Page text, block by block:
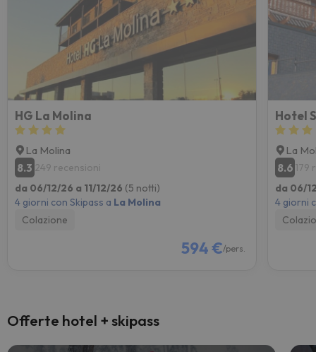
HG La Molina
La Molina
8.3 249 recensioni
da 06/12/26 a 11/12/26 (5 notti)
4 giorni con Skipass a La Molina
Colazione
594 €/pers.
Hotel
La
8.6 179
da 06/
4 giorni
Offerte hotel + skipass